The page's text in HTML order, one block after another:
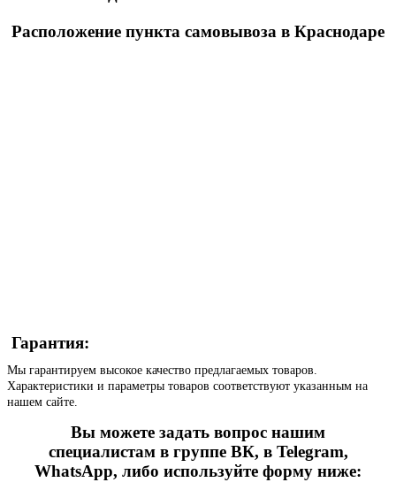
Расположение пункта самовывоза в Краснодаре
Гарантия:
Мы гарантируем высокое качество предлагаемых товаров.
Характеристики и параметры товаров соответствуют указанным на
нашем сайте.
Вы можете задать вопрос нашим
специалистам в группе ВК, в Telegram,
WhatsApp, либо используйте форму ниже: